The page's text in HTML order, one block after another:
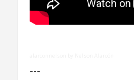
---